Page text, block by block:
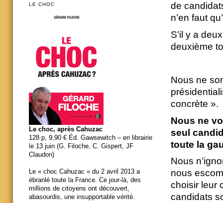
de
n’en faut
S’il y a
deuxième
Nous ne
concrète ».
Nous ne
seul
toute la
Nous
nous
choisir leur
candidats
LE CHOC
Le choc, après Cahuzac
128 p, 9,90 € Éd. Gawsewitch – en librairie
le 13 juin (G. Filoche, C. Gispert, JF
Claudon)
Le « choc Cahuzac » du 2 avril 2013 a
ébranlé toute la France. Ce jour-là, des
millions de citoyens ont découvert,
abasourdis, une insupportable vérité.